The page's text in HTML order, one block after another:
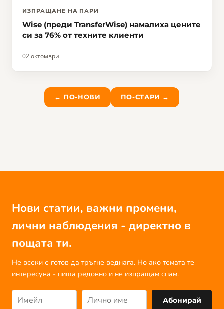
ИЗПРАЩАНЕ НА ПАРИ
Wise (преди TransferWise) намалиха цените
си за 76% от техните клиенти
02 октомври
← ПО-НОВИ ПО-СТАРИ →
Нови статии, важни промени,
лични наблюдения - директно в
пощата ти.
Не всеки е готов да тръгне веднага. Но ако темата те
интересува - пиша редовно и не изпращам спам.
Абонирай